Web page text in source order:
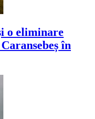
o eliminare
în